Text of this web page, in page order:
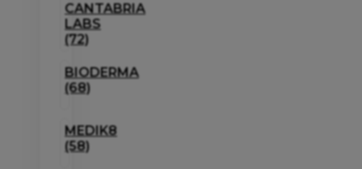
CANTABRIA
LABS
(72)
BIODERMA
(68)
MEDIK8
(58)